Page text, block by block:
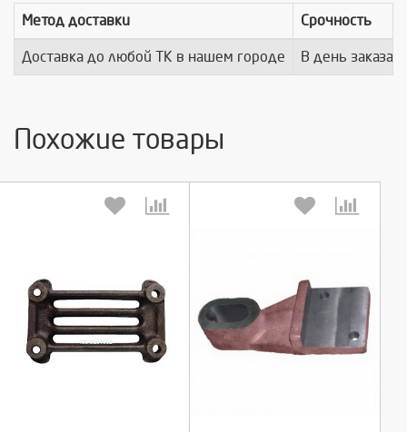
Метод доставки Срочность
Доставка до любой ТК в нашем городе В день заказа
Похожие товары
Выберите количество: Выберите количество: